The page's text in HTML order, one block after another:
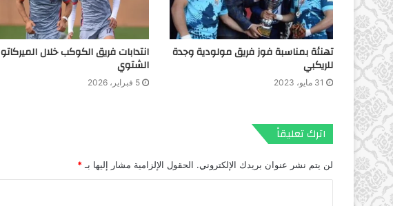
تهنئة بمناسبة فوز فريق مولودية وجدة
للريكبي
31 مايو، 2023
انتدابات فريق الكوكب خلال الميركاتو
الشتوي
5 فبراير، 2026
اترك تعليقاً
لن يتم نشر عنوان بريدك الإلكتروني. الحقول الإلزامية مشار إليها بـ *